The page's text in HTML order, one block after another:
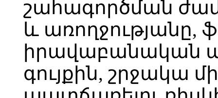
շահագործման
և առողջությանը,
իրավաբանական
գույքին, շրջակա